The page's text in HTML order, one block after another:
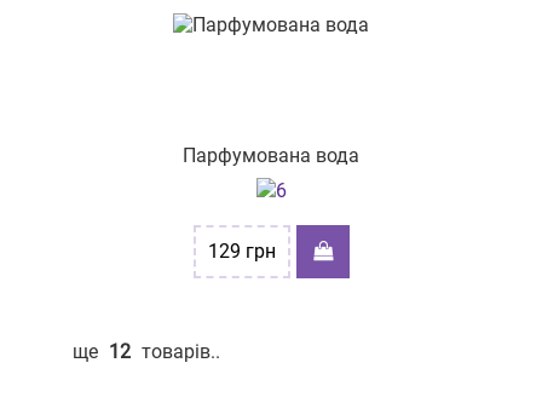
Парфумована вода
129 грн
ще 12 товарів..